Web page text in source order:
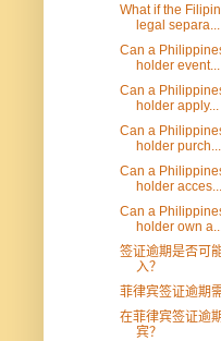
What if the
legal separa...
Can a
holder event...
Can a
holder apply...
Can a
holder purch...
Can a
holder acces...
Can a
holder own a...
签证逾期是否可
入？
菲律宾签证逾期
在菲律宾签证逾
宾？